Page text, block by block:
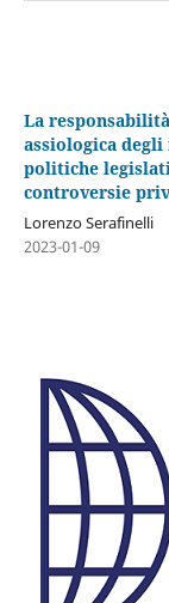
La
assiologica
politiche
controversie
Lorenzo Serafinelli
2023-01-09